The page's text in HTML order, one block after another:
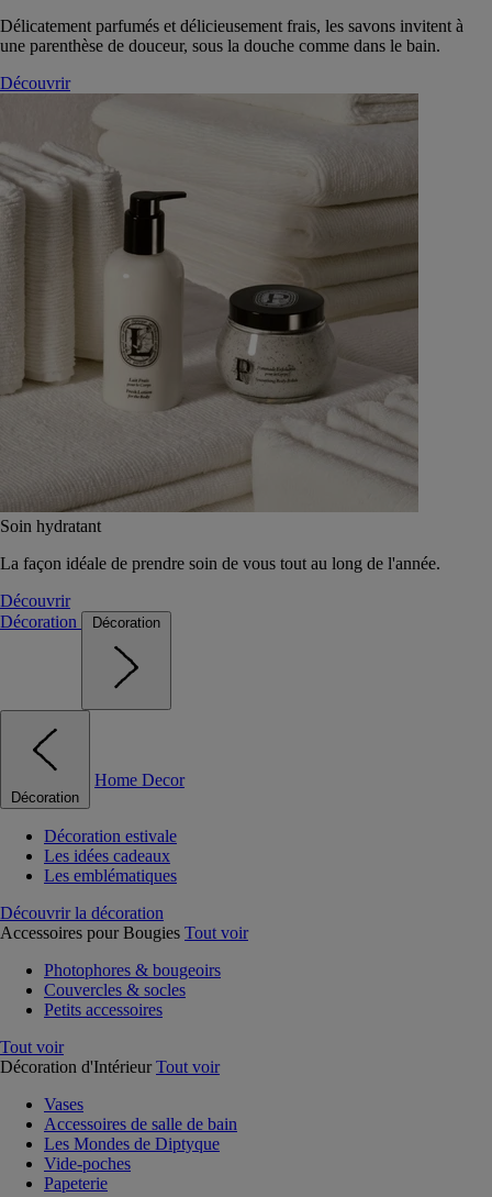
Délicatement parfumés et délicieusement frais, les savons invitent à
une parenthèse de douceur, sous la douche comme dans le bain.
Découvrir
Soin hydratant
La façon idéale de prendre soin de vous tout au long de l'année.
Découvrir
Décoration
Décoration
Décoration
Home Decor
Décoration estivale
Les idées cadeaux
Les emblématiques
Découvrir la décoration
Accessoires pour Bougies Tout voir
Photophores & bougeoirs
Couvercles & socles
Petits accessoires
Tout voir
Décoration d'Intérieur Tout voir
Vases
Accessoires de salle de bain
Les Mondes de Diptyque
Vide-poches
Papeterie